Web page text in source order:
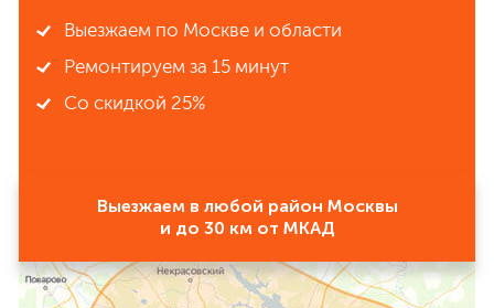
Выезжаем по Москве и области
Ремонтируем за 15 минут
Со скидкой 25%
Выезжаем в любой район Москвы
и до 30 км от МКАД